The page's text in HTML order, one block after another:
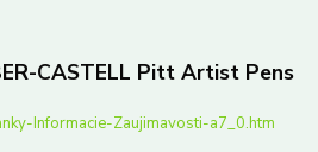
CASTELL Pitt Artist Pens
Informacie-Zaujimavosti-a7_0.htm